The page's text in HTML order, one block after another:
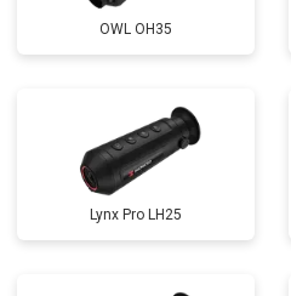
OWL OH35
Lynx Pro LH25